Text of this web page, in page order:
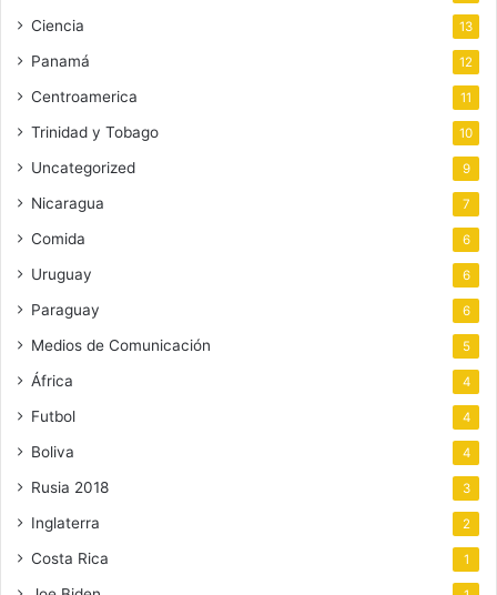
Ciencia 13
Panamá 12
Centroamerica 11
Trinidad y Tobago 10
Uncategorized 9
Nicaragua 7
Comida 6
Uruguay 6
Paraguay 6
Medios de Comunicación 5
África 4
Futbol 4
Boliva 4
Rusia 2018 3
Inglaterra 2
Costa Rica 1